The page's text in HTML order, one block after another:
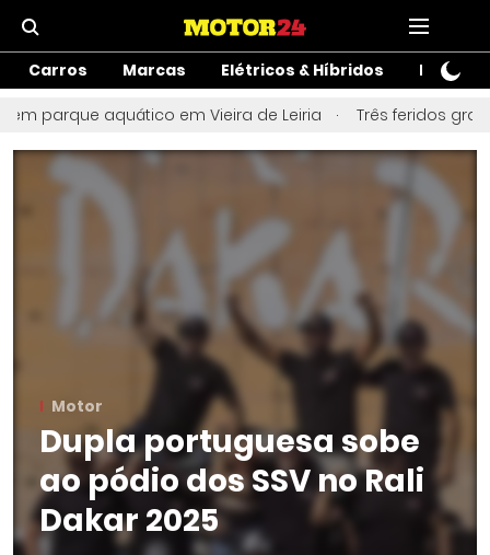
Carros Marcas Elétricos & Híbridos Motos
aquático em Vieira de Leiria Três feridos
Motor
Dupla portuguesa sobe
ao pódio dos SSV no Rali
Dakar 2025